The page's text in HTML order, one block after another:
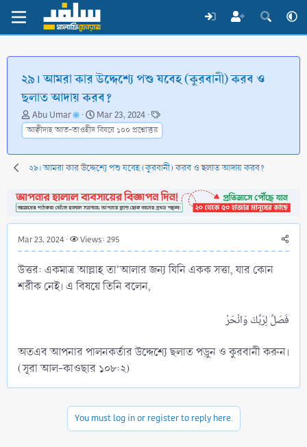
২৯। আমরা কার উদ্দেশ্যে পশু যবেহ (কুরবানী) করব ও
ছলাত আদায় করব?
T
h
r
e
a
s
t
t
r
Abu Umar
S
t
a
r
t
a
t
Mar 23, 2024
T
a
g
s
আক্বীদাহ আত-তাওহীদ বিষয়ে ১০০ প্রশ্নোত্তর
২৯। আমরা কার উদ্দেশ্যে পশু যবেহ (কুরবানী) করব ও ছলাত আদায় করব?
Mar 23, 2024 Views: 295
উত্তর: একমাত্র আল্লাহ তা'আলার জন্য যিনি একক সত্তা, যার কোন
শরীক নেই। এ বিষয়ে তিনি বলেন,
অতএব আপনার পালনকর্তার উদ্দেশ্যে ছলাত পড়ুন ও কুরবানী করুন।
(সূরা আল-কাওছার ১০৮:২)
You must log in or register to reply here.